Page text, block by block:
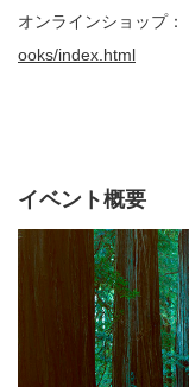
オンラインショップ：
ooks/index.html
イベント概要